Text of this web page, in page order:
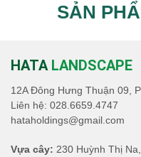
SẢN
HATA LANDSCAPE
12A Đông Hưng Thuận 09,
Liên hệ: 028.6659.4747
hataholdings@gmail.com
Vựa cây: 230 Huỳnh Thị